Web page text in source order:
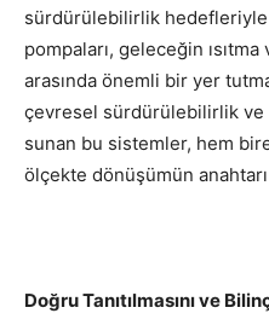
sürdürülebilirlik hedefleriyle
pompaları, geleceğin
arasında önemli bir yer
çevresel sürdürülebilirlik ve
sunan bu sistemler, hem
ölçekte dönüşümün
Doğru Tanıtılmasını ve